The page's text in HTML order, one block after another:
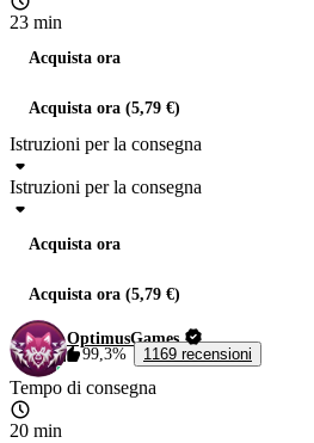
23 min
Acquista ora
Acquista ora (5,79 €)
Istruzioni per la consegna
Istruzioni per la consegna
Acquista ora
Acquista ora (5,79 €)
OptimusGames
99,3%
1169 recensioni
Tempo di consegna
20 min